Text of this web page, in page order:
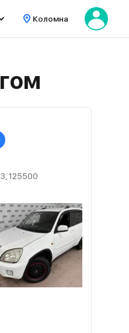
Коломна
125500